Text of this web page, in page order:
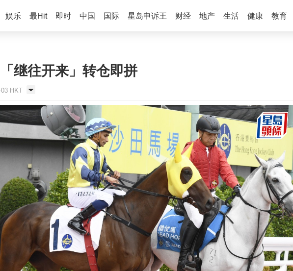
娱乐 最Hit 即时 中国 国际 星岛申诉王 财经 地产 生活 健康 教育
继往开来」转仓即拼
HKT